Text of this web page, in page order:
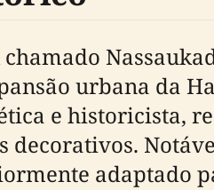
urbana da
e historicista,
decorativos.
adaptado